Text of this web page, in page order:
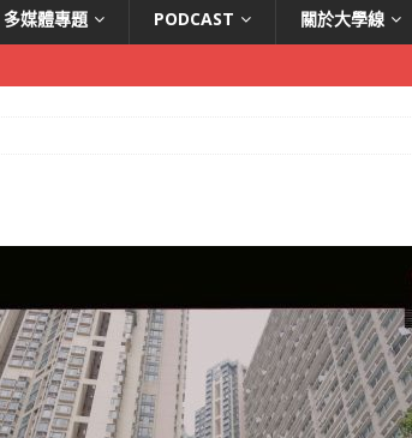
多媒體專題 PODCAST 關於大學線